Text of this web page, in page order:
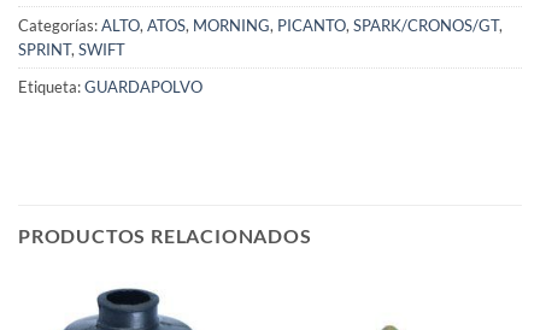
Categorías:ALTO,ATOS, MORNING, PICANTO,SPARK/CRONOS/GT,
SPRINT,SWIFT
Etiqueta:GUARDAPOLVO
PRODUCTOS RELACIONADOS